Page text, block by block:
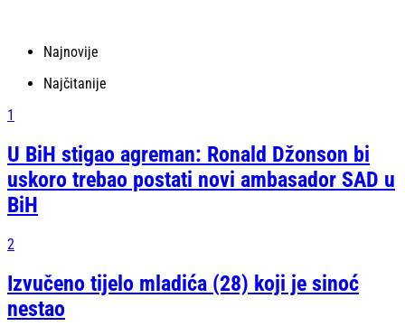
Najnovije
Najčitanije
1
U BiH stigao agreman: Ronald Džonson bi
uskoro trebao postati novi ambasador SAD u
BiH
2
Izvučeno tijelo mladića (28) koji je sinoć
nestao